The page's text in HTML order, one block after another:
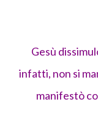
Gesù
infatti, non si
manifestò